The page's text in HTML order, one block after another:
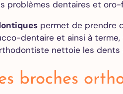
des
de
problèmes dentaires et
permet de prendre
dentaire et ainsi à terme,
nettoie les dents
broches